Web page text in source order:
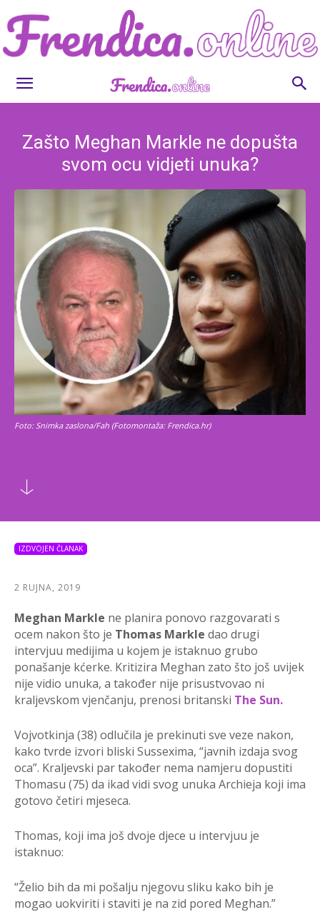
Frendica.online
Zašto Meghan Markle ne dopušta
svom ocu vidjeti unuka?
Foto: Snimka zaslona/Fah (Fotomontaža: Frendica.hr)
IZDVOJEN ČLANAK
2 RUJNA, 2019
Meghan Markle ne planira ponovo razgovarati s
ocem nakon što je Thomas Markle dao drugi
intervjuu medijima u kojem je istaknuo grubo
ponašanje kćerke. Kritizira Meghan zato što još uvijek
nije vidio unuka, a također nije prisustvovao ni
kraljevskom vjenčanju, prenosi britanski The Sun.
Vojvotkinja (38) odlučila je prekinuti sve veze nakon,
kako tvrde izvori bliski Sussexima, “javnih izdaja svog
oca”. Kraljevski par također nema namjeru dopustiti
Thomasu (75) da ikad vidi svog unuka Archieja koji ima
gotovo četiri mjeseca.
Thomas, koji ima još dvoje djece u intervjuu je
istaknuo:
“Želio bih da mi pošalju njegovu sliku kako bih je
mogao uokviriti i staviti je na zid pored Meghan.”